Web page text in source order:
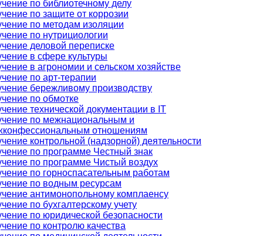
по библиотечному делу
по защите от коррозии
по методам изоляции
по нутрициологии
деловой переписке
в сфере культуры
в агрономии и сельском хозяйстве
по арт-терапии
бережливому производству
по обмотке
технической документации в IT
по межнациональным и
отношениям
контрольной (надзорной) деятельности
по программе Честный знак
по программе Чистый воздух
по горноспасательным работам
по водным ресурсам
антимонопольному комплаенсу
по бухгалтерскому учету
по юридической безопасности
по контролю качества